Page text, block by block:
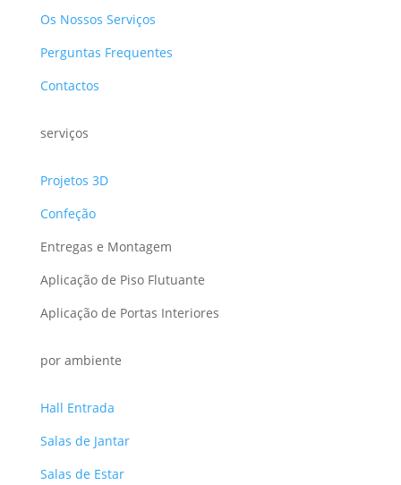
Os Nossos Serviços
Perguntas Frequentes
Contactos
serviços
Projetos 3D
Confeção
Entregas e Montagem
Aplicação de Piso Flutuante
Aplicação de Portas Interiores
por ambiente
Hall Entrada
Salas de Jantar
Salas de Estar